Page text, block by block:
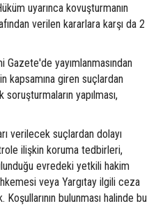
uyarınca kovuşturmanın
verilen kararlara karşı da 2
Gazete'de yayımlanmasından
kapsamına giren suçlardan
yapılması,
verilecek suçlardan dolayı
ilişkin koruma tedbirleri,
evredeki yetkili hakim
veya Yargıtay ilgili ceza
bulunması halinde bu